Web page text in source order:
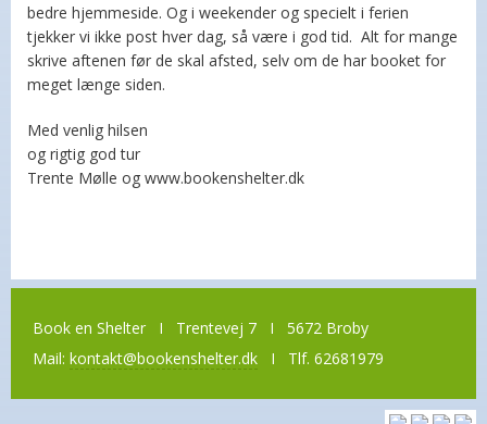
bedre hjemmeside. Og i weekender og specielt i ferien
tjekker vi ikke post hver dag, så være i god tid. Alt for mange
skrive aftenen før de skal afsted, selv om de har booket for
meget længe siden.
Med venlig hilsen
og rigtig god tur
Trente Mølle og www.bookenshelter.dk
Book en Shelter I Trentevej 7 I 5672 Broby
Mail: kontakt@bookenshelter.dk I Tlf. 62681979